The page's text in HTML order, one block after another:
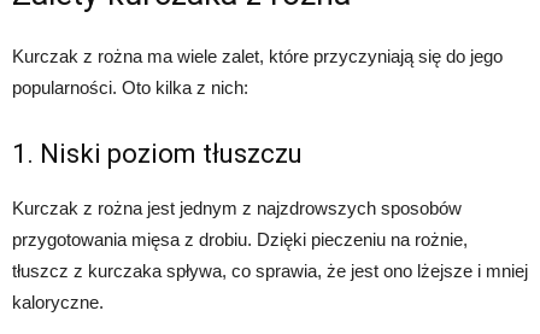
Kurczak z rożna ma wiele zalet, które przyczyniają się do jego
popularności. Oto kilka z nich:
1. Niski poziom tłuszczu
Kurczak z rożna jest jednym z najzdrowszych sposobów
przygotowania mięsa z drobiu. Dzięki pieczeniu na rożnie,
tłuszcz z kurczaka spływa, co sprawia, że jest ono lżejsze i mniej
kaloryczne.